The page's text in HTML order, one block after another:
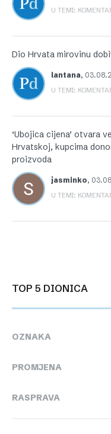
U TEMI:
Dio Hrvata mirovinu
lantana,
U TEMI:
‘Ubojica cijena’ otvara
Hrvatskoj, kupcima
proizvoda
jasminko,
U TEMI:
TOP 5 DIONICA
OZNAKA
PROMJENA
RASPRAVA